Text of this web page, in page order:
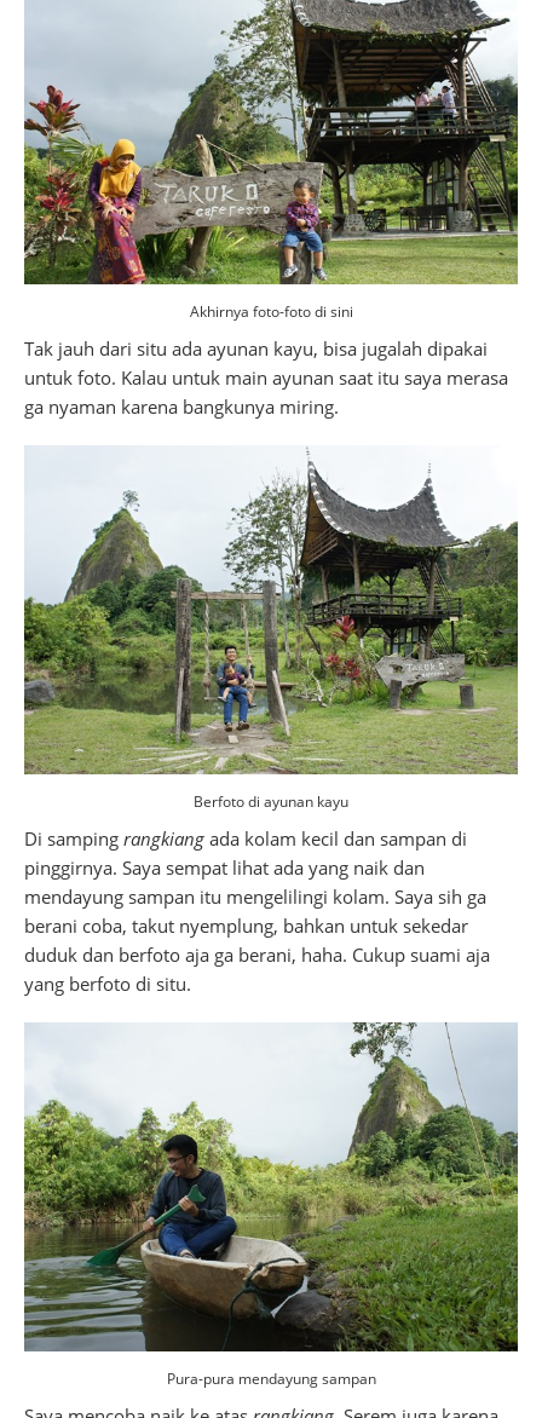
Akhirnya foto-foto di sini
Tak jauh dari situ ada ayunan kayu, bisa jugalah dipakai
untuk foto. Kalau untuk main ayunan saat itu saya merasa
ga nyaman karena bangkunya miring.
Berfoto di ayunan kayu
Di samping rangkiang ada kolam kecil dan sampan di
pinggirnya. Saya sempat lihat ada yang naik dan
mendayung sampan itu mengelilingi kolam. Saya sih ga
berani coba, takut nyemplung, bahkan untuk sekedar
duduk dan berfoto aja ga berani, haha. Cukup suami aja
yang berfoto di situ.
Pura-pura mendayung sampan